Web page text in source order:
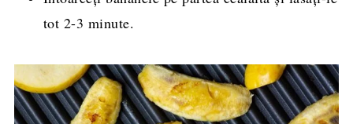
tot 2-3 minute.